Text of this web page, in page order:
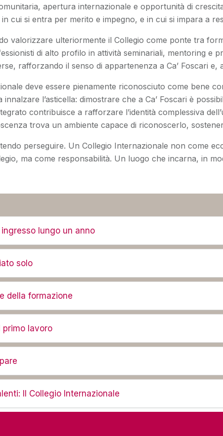
apertura internazionale e opportunità di
cui si entra per merito e impegno, e in cui si impara a
valorizzare ulteriormente il Collegio come ponte tra
di alto profilo in attività seminariali, mentoring e
rafforzando il senso di appartenenza a Ca’ Foscari
deve essere pienamente riconosciuto come bene
l’asticella: dimostrare che a Ca’ Foscari è
contribuisce a rafforzare l’identità complessiva
trova un ambiente capace di riconoscerlo,
perseguire. Un Collegio Internazionale non come
ma come responsabilità. Un luogo che incarna, in
ingresso lungo un anno
solo
della formazione
primo lavoro
Il Collegio Internazionale